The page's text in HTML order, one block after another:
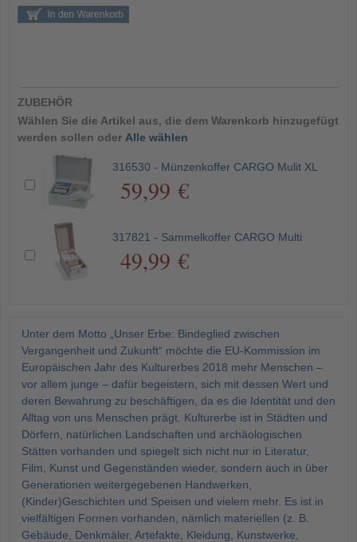
ZUBEHÖR
Wählen Sie die Artikel aus, die dem Warenkorb hinzugefügt
werden sollen oder Alle wählen
316530 - Münzenkoffer CARGO Mulit XL
59,99 €
317821 - Sammelkoffer CARGO Multi
49,99 €
Unter dem Motto „Unser Erbe: Bindeglied zwischen
Vergangenheit und Zukunft“ möchte die EU-Kommission im
Europäischen Jahr des Kulturerbes 2018 mehr Menschen –
vor allem junge – dafür begeistern, sich mit dessen Wert und
deren Bewahrung zu beschäftigen, da es die Identität und den
Alltag von uns Menschen prägt. Kulturerbe ist in Städten und
Dörfern, natürlichen Landschaften und archäologischen
Stätten vorhanden und spiegelt sich nicht nur in Literatur,
Film, Kunst und Gegenständen wieder, sondern auch in über
Generationen weitergegebenen Handwerken,
(Kinder)Geschichten und Speisen und vielem mehr. Es ist in
vielfältigen Formen vorhanden, nämlich materiellen (z. B.
Gebäude, Denkmäler, Artefakte, Kleidung, Kunstwerke,